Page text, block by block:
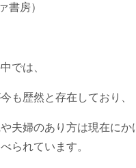
書房）
では、
も歴然と存在しており、
夫婦のあり方は現在にか
られています。